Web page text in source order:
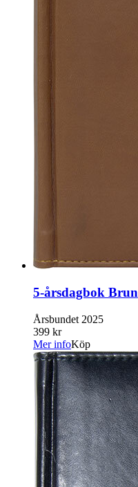
5-årsdagbok Brun
Årsbundet 2025
399 kr
Mer infoKöp